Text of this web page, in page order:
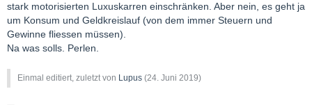
stark motorisierten Luxuskarren einschränken. Aber nein, es geht ja
um Konsum und Geldkreislauf (von dem immer Steuern und
Gewinne fliessen müssen).
Na was solls. Perlen.
Einmal editiert, zuletzt von Lupus (24. Juni 2019)